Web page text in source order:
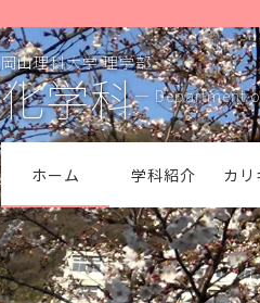
岡山理科大学 理学部
化学科― Department
ホーム 学科紹介 カリ